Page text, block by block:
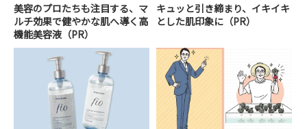
美容のプロたちも注目する、マ
ルチ効果で健やかな肌へ導く高
機能美容液（PR）
キュッと引き締まり、イキイキ
とした肌印象に（PR）